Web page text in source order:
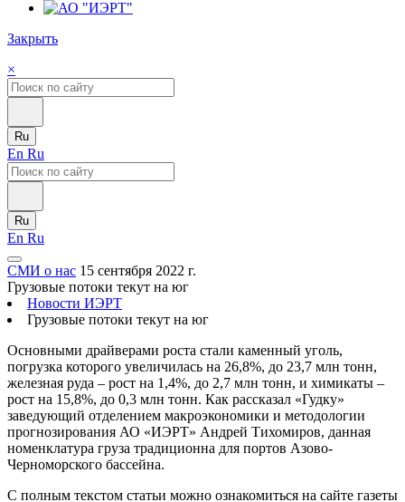
Закрыть
×
Ru
En Ru
Ru
En Ru
СМИ о нас 15 сентября 2022 г.
Грузовые потоки текут на юг
Новости ИЭРТ
Грузовые потоки текут на юг
Основными драйверами роста стали каменный уголь,
погрузка которого увеличилась на 26,8%, до 23,7 млн тонн,
железная руда – рост на 1,4%, до 2,7 млн тонн, и химикаты –
рост на 15,8%, до 0,3 млн тонн. Как рассказал «Гудку»
заведующий отделением макроэкономики и методологии
прогнозирования АО «ИЭРТ» Андрей Тихомиров, данная
номенклатура груза традиционна для портов Азово-
Черноморского бассейна.
С полным текстом статьи можно ознакомиться на сайте газеты